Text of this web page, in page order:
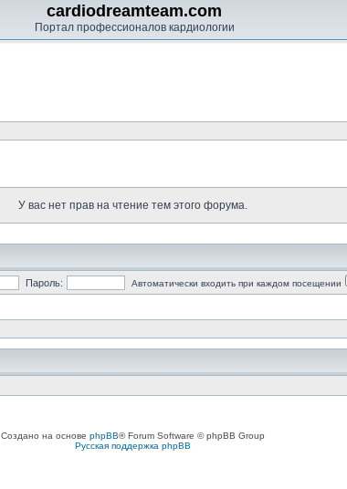
cardiodreamteam.com
Портал профессионалов кардиологии
У вас нет прав на чтение тем этого форума.
Пароль: Автоматически входить при каждом посещении
Создано на основе phpBB® Forum Software © phpBB Group
Русская поддержка phpBB